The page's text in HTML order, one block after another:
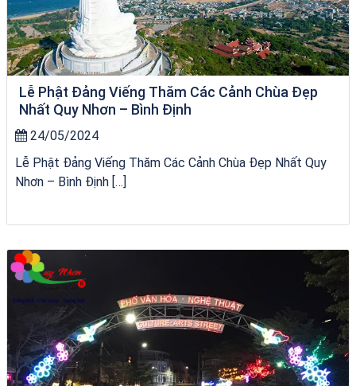
Lễ Phật Đảng Viếng Thăm Các Cảnh Chùa Đẹp
Nhất Quy Nhơn – Bình Định
24/05/2024
Lễ Phật Đảng Viếng Thăm Các Cảnh Chùa Đẹp Nhất Quy
Nhơn – Bình Định […]